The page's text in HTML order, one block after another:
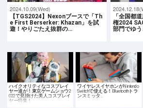
2024.10.09(Wed)
【TGS2024】Nexonブースで「Th
e First Berserker: Khazan」を試
遊！やりごたえ抜群の…
「全国都
権2024
部門でゆ
ハイクオリティなコスプレイ
ヤー達が！東京ゲームショウ2
022で見掛けた美人コスプレイ
ヤー特集！
ワイヤレスイヤホンがNintendo
Switchで使える！Bluetoothトラ
ンスミッタ…